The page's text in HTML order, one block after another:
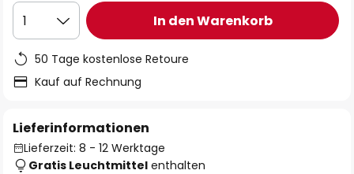
1 In den Warenkorb
50 Tage kostenlose Retoure
Kauf auf Rechnung
Lieferinformationen
Lieferzeit: 8 - 12 Werktage
Gratis Leuchtmittel enthalten